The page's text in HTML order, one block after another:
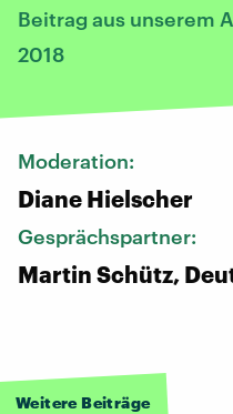
Beitrag aus unserem
2018
Moderation:
Diane Hielscher
Gesprächspartner:
Martin Schütz,
Weitere Beiträge